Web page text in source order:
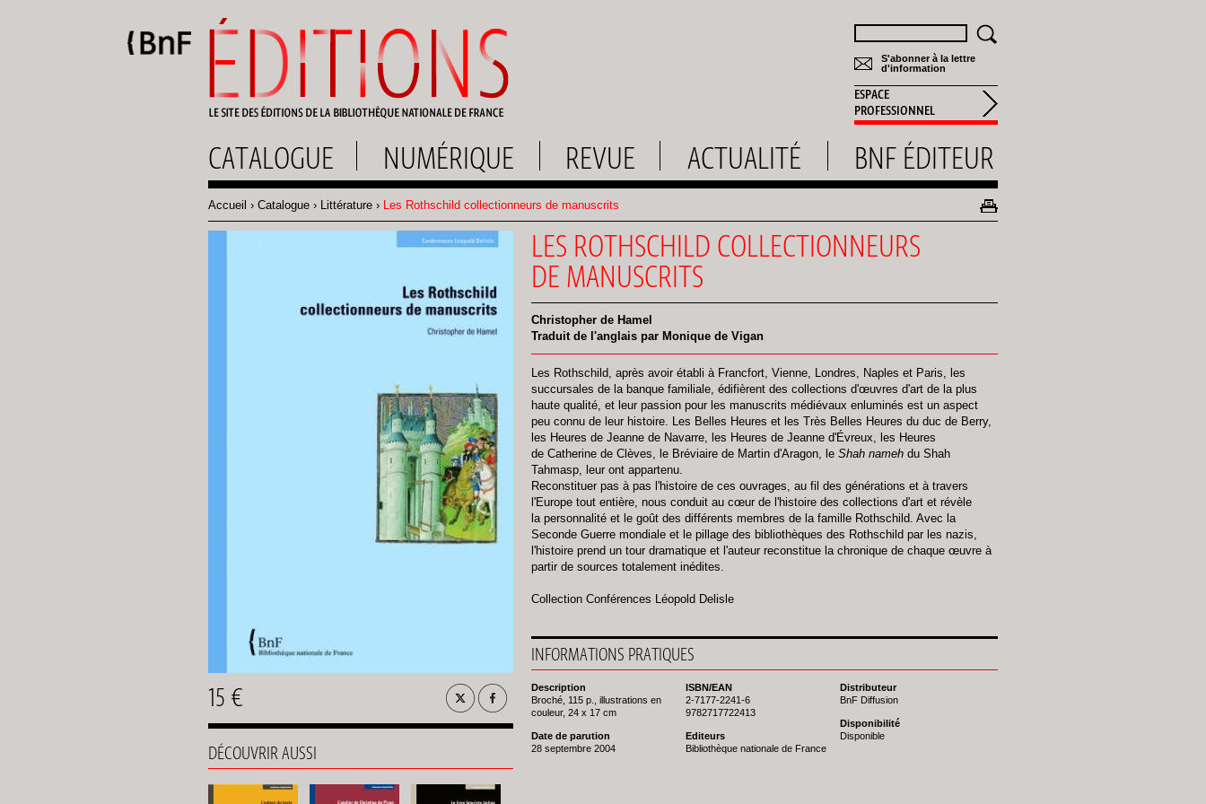
S'abonner à la lettre
d'information
ESPACE
PROFESSIONNEL
CATALOGUE NUMÉRIQUE REVUE ACTUALITÉ BNF ÉDITEUR
Fil
d'Ariane
Accueil Catalogue Littérature Les Rothschild collectionneurs de manuscrits
15 €
DÉCOUVRIR AUSSI
LES ROTHSCHILD COLLECTIONNEURS
DE MANUSCRITS
Christopher de Hamel
Traduit de l'anglais par Monique de Vigan
Les Rothschild, après avoir établi à Francfort, Vienne, Londres, Naples et Paris, les
succursales de la banque familiale, édifièrent des collections d'œuvres d'art de la plus
haute qualité, et leur passion pour les manuscrits médiévaux enluminés est un aspect
peu connu de leur histoire. Les Belles Heures et les Très Belles Heures du duc de Berry,
les Heures de Jeanne de Navarre, les Heures de Jeanne d'Évreux, les Heures
de Catherine de Clèves, le Bréviaire de Martin d'Aragon, le Shah nameh du Shah
Tahmasp, leur ont appartenu.
Reconstituer pas à pas l'histoire de ces ouvrages, au fil des générations et à travers
l'Europe tout entière, nous conduit au cœur de l'histoire des collections d'art et révèle
la personnalité et le goût des différents membres de la famille Rothschild. Avec la
Seconde Guerre mondiale et le pillage des bibliothèques des Rothschild par les nazis,
l'histoire prend un tour dramatique et l'auteur reconstitue la chronique de chaque œuvre à
partir de sources totalement inédites.
Collection Conférences Léopold Delisle
INFORMATIONS PRATIQUES
Description
Broché, 115 p., illustrations en
couleur, 24 x 17 cm
Date de parution
28 septembre 2004
ISBN/EAN
2-7177-2241-6
9782717722413
Editeurs
Bibliothèque nationale de France
Distributeur
BnF Diffusion
Disponibilité
Disponible